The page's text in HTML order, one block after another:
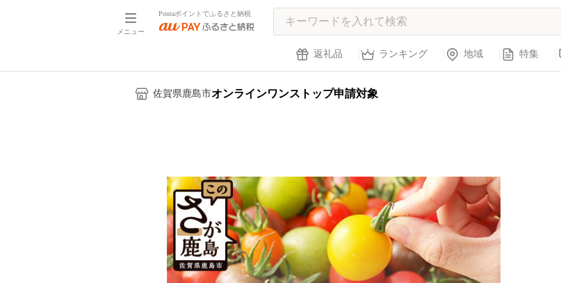
メニュー
Pontaポイントでふるさと納税
返礼品 ランキング 地域 特集
佐賀県鹿島市オンラインワンストップ申請対象